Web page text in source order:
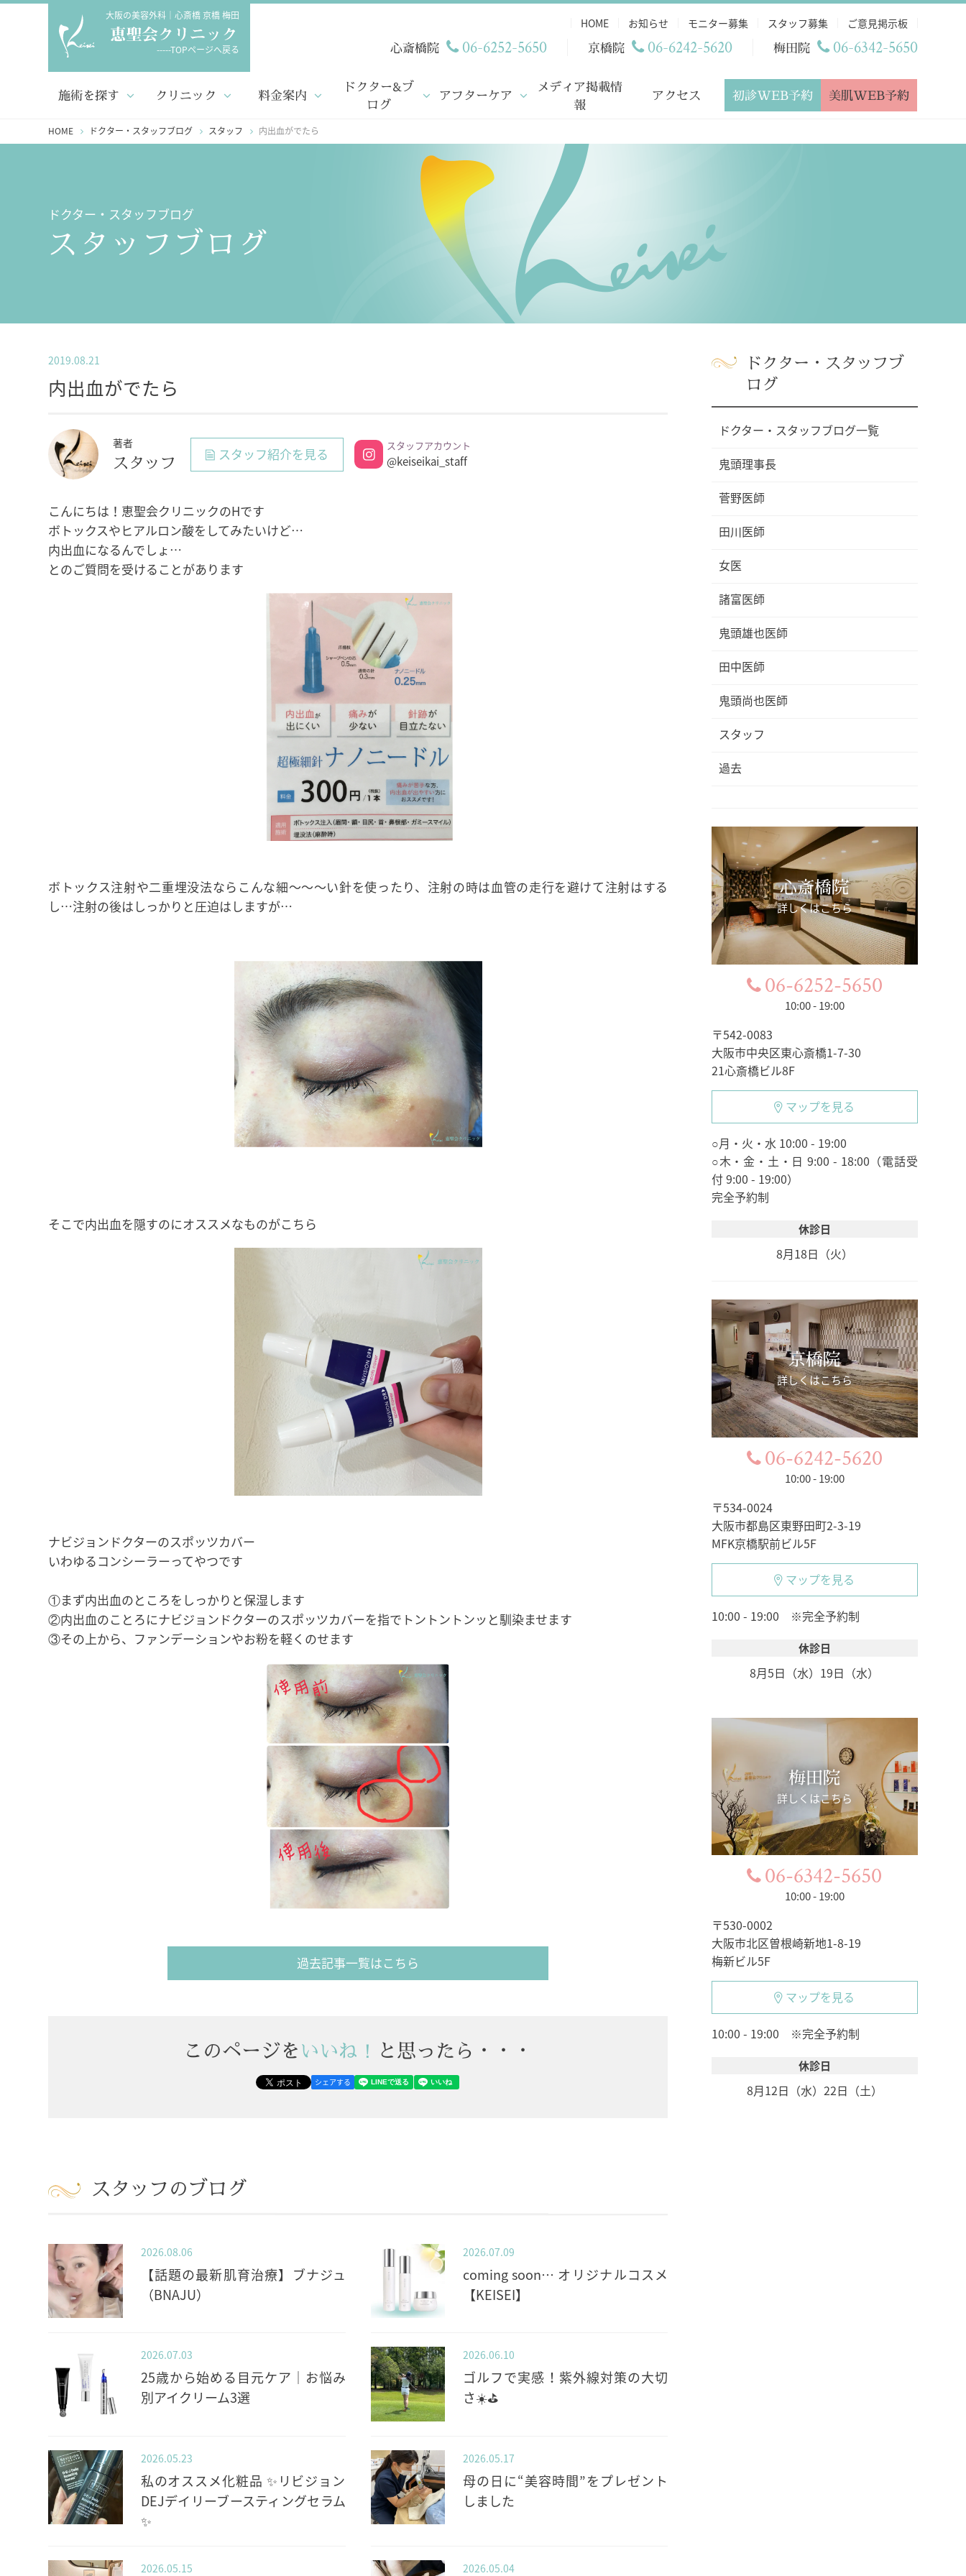
大阪の美容外科｜心斎橋 京橋 梅田
-----TOPページへ戻る
HOME お知らせ モニター募集 スタッフ募集 ご意見掲示板
梅田院 06-6342-5650
京橋院 06-6242-5620
心斎橋院 06-6252-5650
施術を探す クリニック 料金案内
ドクター&ブ
ログ
アフターケア
メディア掲載情
報
アクセス 初診WEB予約 美肌WEB予約
HOME ドクター・スタッフブログ スタッフ 内出血がでたら
ドクター・スタッフブログ
スタッフブログ
2019.08.21
内出血がでたら
著者
スタッフ スタッフ紹介を見る スタッフアカウント
@keiseikai_staff
こんにちは！恵聖会クリニックのHです
ボトックスやヒアルロン酸をしてみたいけど…
内出血になるんでしょ…
とのご質問を受けることがあります
ボトックス注射や二重埋没法ならこんな細〜〜〜い針を使ったり、注射の時は血管の走行を避けて注射はする
し…注射の後はしっかりと圧迫はしますが…
そこで内出血を隠すのにオススメなものがこちら
ナビジョンドクターのスポッツカバー
いわゆるコンシーラーってやつです
①まず内出血のところをしっかりと保湿します
②内出血のことろにナビジョンドクターのスポッツカバーを指でトントントンッと馴染ませます
③その上から、ファンデーションやお粉を軽くのせます
過去記事一覧はこちら
このページをいいね！ と思ったら・・・
シェアする
スタッフのブログ
2026.08.06
【話題の最新肌育治療】ブナジュ
（BNAJU）
2026.07.09
coming soon… オリジナルコスメ
【KEISEI】
2026.07.03
25歳から始める目元ケア｜お悩み
別アイクリーム3選
2026.06.10
ゴルフで実感！紫外線対策の大切
さ☀️⛳️
2026.05.23
私のオススメ化粧品 ✨️リビジョン
DEJデイリーブースティングセラム
✨️
2026.05.17
母の日に“美容時間”をプレゼント
しました
2026.05.15 2026.05.04
ドクター・スタッフブ
ログ
ドクター・スタッフブログ一覧
鬼頭理事長
菅野医師
田川医師
女医
諸富医師
鬼頭雄也医師
田中医師
鬼頭尚也医師
スタッフ
過去
心斎橋院
詳しくはこちら
06-6252-5650
10:00 - 19:00
〒542-0083
大阪市中央区東心斎橋1-7-30
21心斎橋ビル8F
マップを見る
○月・火・水 10:00 - 19:00
○木・金・土・日 9:00 - 18:00（電話受
付 9:00 - 19:00）
完全予約制
休診日
8月18日（火）
京橋院
詳しくはこちら
06-6242-5620
10:00 - 19:00
〒534-0024
大阪市都島区東野田町2-3-19
MFK京橋駅前ビル5F
マップを見る
10:00 - 19:00 ※完全予約制
休診日
8月5日（水） 19日（水）
梅田院
詳しくはこちら
06-6342-5650
10:00 - 19:00
〒530-0002
大阪市北区曽根崎新地1-8-19
梅新ビル5F
マップを見る
10:00 - 19:00 ※完全予約制
休診日
8月12日（水） 22日（土）